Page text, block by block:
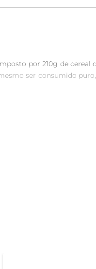
por 210g de cereal
ser consumido
adicionar o cereal